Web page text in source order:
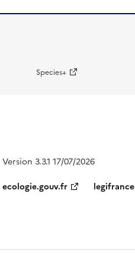
Species+
Version 3.3.1 17/07/2026
ecologie.gouv.fr